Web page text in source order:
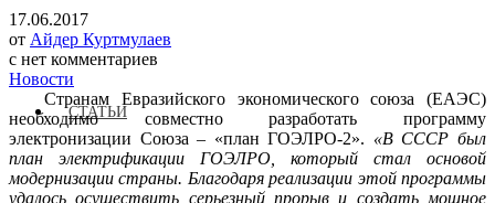
СТАТЬИ
17.06.2017
от Айдер Куртмулаев
с нет комментариев
Новости
Странам Евразийского экономического союза (ЕАЭС)
необходимо совместно разработать программу
электронизации Союза – «план ГОЭЛРО-2». «В СССР был
план электрификации ГОЭЛРО, который стал основой
модернизации страны. Благодаря реализации этой программы
удалось осуществить серьезный прорыв и создать мощное